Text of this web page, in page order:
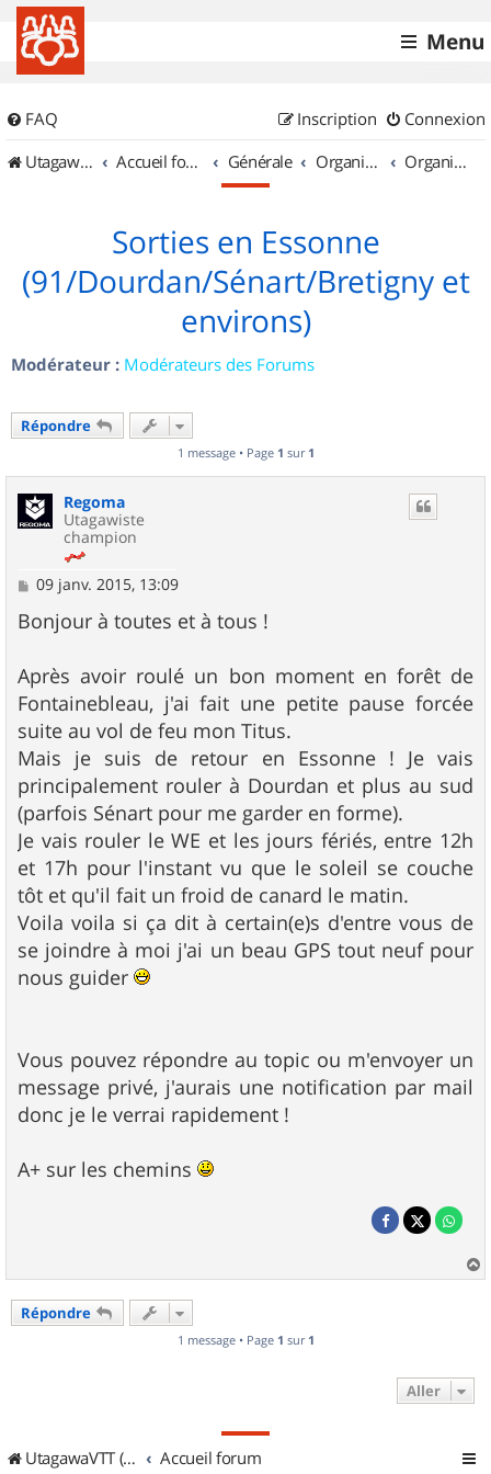
Menu
FAQ Connexion
Inscription
UtagawaVTT (Randos VTT et VTTAE avec traces GPS)
Accueil forum Générale Organisation de sorties & Recherche de partenaires Organisation de sorties en région Île de France
Sorties en Essonne
(91/Dourdan/Sénart/Bretigny et
environs)
Modérateur : Modérateurs des Forums
Répondre
1 message • Page 1 sur 1
Regoma
Utagawiste
champion
M
s
s
g
e
09 janv. 2015, 13:09
Bonjour à toutes et à tous !
Après avoir roulé un bon moment en forêt de
Fontainebleau, j'ai fait une petite pause forcée
suite au vol de feu mon Titus.
Mais je suis de retour en Essonne ! Je vais
principalement rouler à Dourdan et plus au sud
(parfois Sénart pour me garder en forme).
Je vais rouler le WE et les jours fériés, entre 12h
et 17h pour l'instant vu que le soleil se couche
tôt et qu'il fait un froid de canard le matin.
Voila voila si ça dit à certain(e)s d'entre vous de
se joindre à moi j'ai un beau GPS tout neuf pour
nous guider
Vous pouvez répondre au topic ou m'envoyer un
message privé, j'aurais une notification par mail
donc je le verrai rapidement !
A+ sur les chemins
a
Répondre
1 message • Page 1 sur 1
Aller
UtagawaVTT (Randos VTT et VTTAE avec traces GPS) Accueil forum